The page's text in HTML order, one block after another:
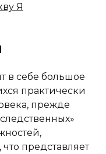
Я
в себе большое
практически
прежде
представляет